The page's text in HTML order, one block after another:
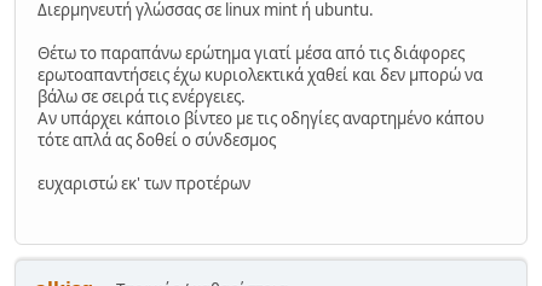
Διερμηνευτή γλώσσας σε linux mint ή ubuntu.
Θέτω το παραπάνω ερώτημα γιατί μέσα από τις διάφορες
ερωτοαπαντήσεις έχω κυριολεκτικά χαθεί και δεν μπορώ να
βάλω σε σειρά τις ενέργειες.
Αν υπάρχει κάποιο βίντεο με τις οδηγίες αναρτημένο κάπου
τότε απλά ας δοθεί ο σύνδεσμος
ευχαριστώ εκ' των προτέρων